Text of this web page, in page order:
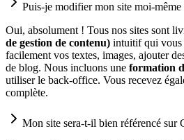
Puis-je modifier mon site moi-
Oui, absolument ! Tous nos sites sont
de gestion de contenu) intuitif qui vous
facilement vos textes, images, ajouter
de blog. Nous incluons une formation
utiliser le back-office. Vous recevez
complète.
Mon site sera-t-il bien référencé sur